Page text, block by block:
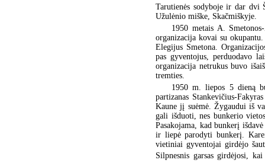
Tarutienės sodyboje ir dar dvi
Užulėnio miške, Skačmiškyje.
1950 metais A.
organizacija kovai su
Elegijus Smetona.
pas gyventojus, perduodavo
organizacija netrukus buvo
tremties.
1950 m. liepos 5 dieną
partizanas Stankevičius-
Kaune jį suėmė. Žygaudui iš
gali išduoti, nes bunkerio
Pasakojama, kad bunkerį
ir liepė parodyti bunkerį.
vietiniai gyventojai girdėjo
Silpnesnis garsas girdėjosi,